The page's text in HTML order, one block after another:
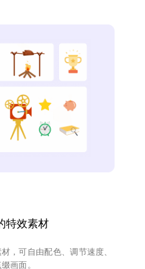
特效素材
，可自由配色、调节速度、
画面。